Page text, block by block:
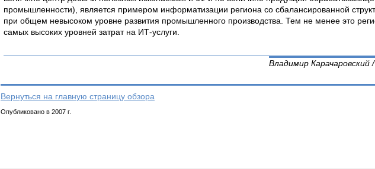
промышленности), является примером информатизации региона со сбалансированной
при общем невысоком уровне развития промышленного производства. Тем не менее это
самых высоких уровней затрат на ИТ-услуги.
Владимир Карачаровский
Вернуться на главную страницу обзора
Опубликовано в 2007 г.